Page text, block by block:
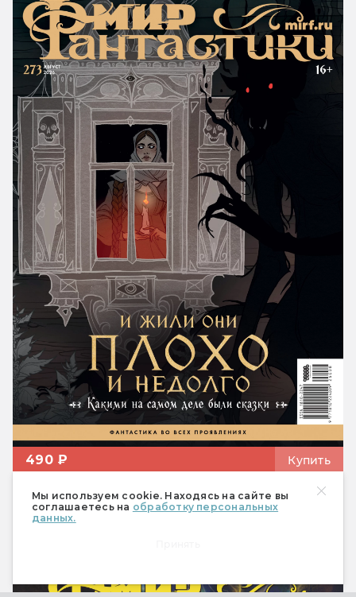
Мы используем cookie. Находясь на сайте вы
соглашаетесь на обработку персональных
данных.
490 ₽ Купить
Спецвыпуск «Настольные
ролевые игры»